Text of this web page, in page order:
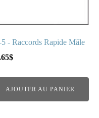
5 - Raccords Rapide Mâle
$
AJOUTER AU PANIER